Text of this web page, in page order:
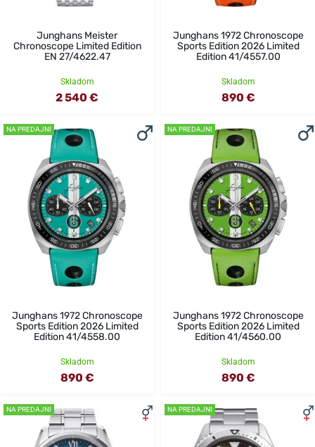
Junghans Meister
Chronoscope Limited Edition
EN 27/4622.47
Skladom
2 540 €
Junghans 1972 Chronoscope
Sports Edition 2026 Limited
Edition 41/4557.00
Skladom
890 €
NA PREDAJNI
Junghans 1972 Chronoscope
Sports Edition 2026 Limited
Edition 41/4558.00
Skladom
890 €
NA PREDAJNI
Junghans 1972 Chronoscope
Sports Edition 2026 Limited
Edition 41/4560.00
Skladom
890 €
NA PREDAJNI NA PREDAJNI